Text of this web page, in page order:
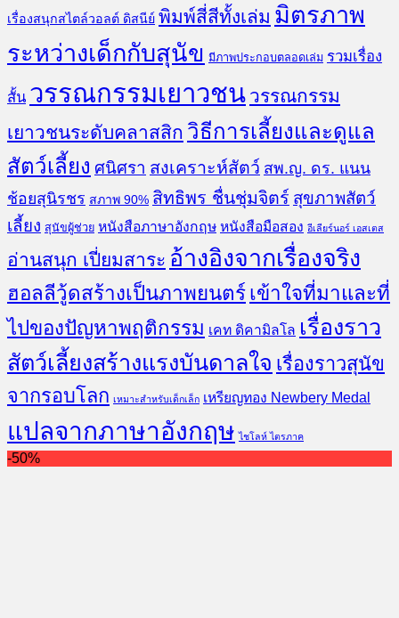
เรื่องสนุกสไตล์วอลต์ ดิสนีย์ พิมพ์สี่สีทั้งเล่ม มิตรภาพ
ระหว่างเด็กกับสุนัข มีภาพประกอบตลอดเล่ม รวมเรื่อง
สั้น วรรณกรรมเยาวชน วรรณกรรม
เยาวชนระดับคลาสสิก วิธีการเลี้ยงและดูแล
สัตว์เลี้ยง ศนิศรา สงเคราะห์สัตว์ สพ.ญ. ดร. แนน
ช้อยสุนิรชร สภาพ 90% สิทธิพร ชื่นชุ่มจิตร์ สุขภาพสัตว์
เลี้ยง สุนัขผู้ช่วย หนังสือภาษาอังกฤษ หนังสือมือสอง อีเลียร์นอร์ เอสเตส
อ่านสนุก เปี่ยมสาระ อ้างอิงจากเรื่องจริง
ฮอลลีวู้ดสร้างเป็นภาพยนตร์ เข้าใจที่มาและที่
ไปของปัญหาพฤติกรรม เคท ดิคามิลโล เรื่องราว
สัตว์เลี้ยงสร้างแรงบันดาลใจ เรื่องราวสุนัข
จากรอบโลก เหมาะสำหรับเด็กเล็ก เหรียญทอง Newbery Medal
แปลจากภาษาอังกฤษ ไชโลห์ ไตรภาค
-50%